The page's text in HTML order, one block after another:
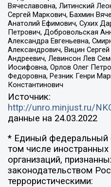
Вячеславовна, Литинский
Сергей Маркович, Бахмин
Анатолий Ефимович, Сухих
Петрович, Добровольская
Александра Евгеньевна,
Александрович, Вицин
Андреевич, Левинсон Лев
Иосифовна, Орлов Олег
Федоровна, Резник Генри
Константинович
Источник:
http://unro.minjust.ru/
данные на 24.03.2022
* Единый федеральный
том числе
организаций,
законодательством
террористическими: